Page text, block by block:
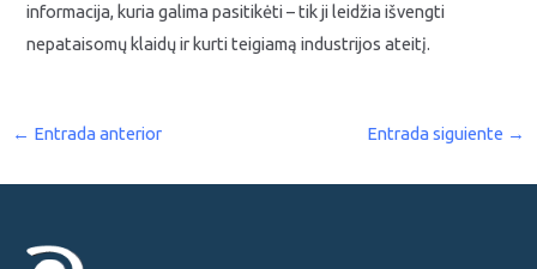
informacija, kuria galima pasitikėti – tik ji leidžia išvengti
nepataisomų klaidų ir kurti teigiamą industrijos ateitį.
← Entrada anterior Entrada siguiente →